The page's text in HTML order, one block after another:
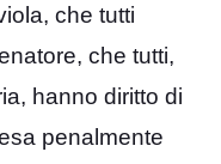
che tutti
che tutti,
hanno diritto di
penalmente